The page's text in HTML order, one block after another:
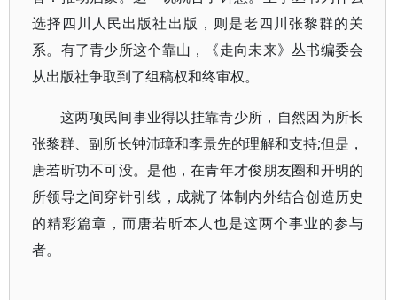
选择四川人民出版社出版，则是老四川张黎群的关
系。有了青少所这个靠山，《走向未来》丛书编委会
从出版社争取到了组稿权和终审权。
这两项民间事业得以挂靠青少所，自然因为所长
张黎群、副所长钟沛璋和李景先的理解和支持;但是，
唐若昕功不可没。是他，在青年才俊朋友圈和开明的
所领导之间穿针引线，成就了体制内外结合创造历史
的精彩篇章，而唐若昕本人也是这两个事业的参与
者。